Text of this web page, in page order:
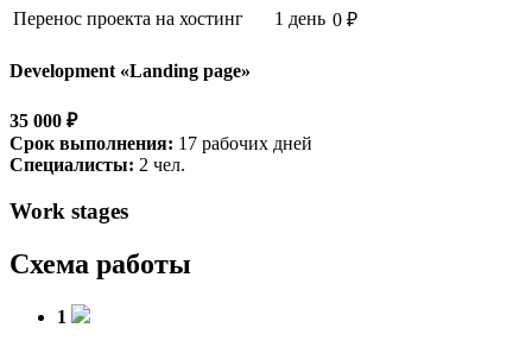
Перенос проекта на хостинг
1 день 0 ₽
Development «Landing page»
35 000 ₽
Срок выполнения: 17 рабочих дней
Специалисты: 2 чел.
Work stages
Схема работы
1